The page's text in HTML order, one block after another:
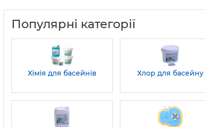
Популярні категорії
Хімія для басейнів Хлор для басейну